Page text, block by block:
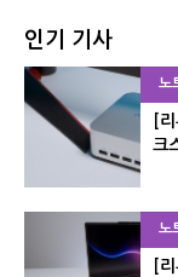
인기 기사
노
[
크
노
[